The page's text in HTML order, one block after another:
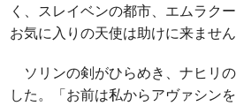
く、スレイベンの都市、エムラク
お気に入りの天使は助けに来ません
ソリンの剣がひらめき、ナヒリ
した。「お前は私からアヴァシン